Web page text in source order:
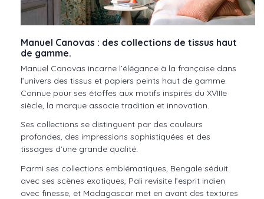
Manuel Canovas : des collections de tissus haut
de gamme.
Manuel Canovas incarne l’élégance à la française dans
l’univers des tissus et papiers peints haut de gamme.
Connue pour ses étoffes aux motifs inspirés du XVIIIe
siècle, la marque associe tradition et innovation.
Ses collections se distinguent par des couleurs
profondes, des impressions sophistiquées et des
tissages d’une grande qualité.
Parmi ses collections emblématiques, Bengale séduit
avec ses scènes exotiques, Pali revisite l’esprit indien
avec finesse, et Madagascar met en avant des textures